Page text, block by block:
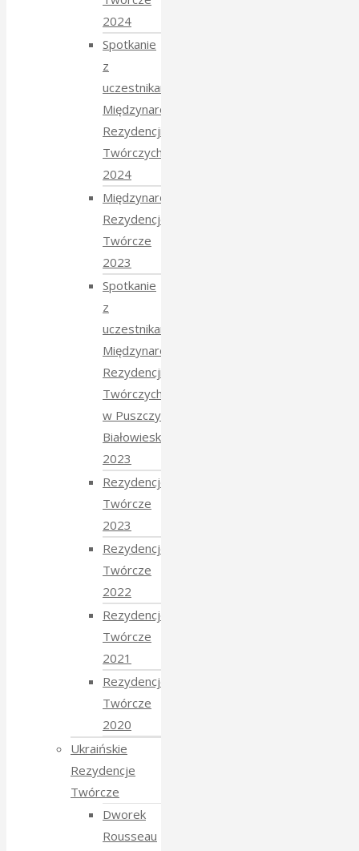
2024
Spotkanie
z
uczestnikami
Międzynarodowych
Rezydencji
Twórczych
2024
Międzynarodowe
Rezydencje
Twórcze
2023
Spotkanie
z
uczestnikami
Międzynarodowych
Rezydencji
Twórczych
w Puszczy
Białowieskiej
2023
Rezydencje
Twórcze
2023
Rezydencje
Twórcze
2022
Rezydencje
Twórcze
2021
Rezydencje
Twórcze
2020
Ukraińskie
Rezydencje
Twórcze
Dworek
Rousseau